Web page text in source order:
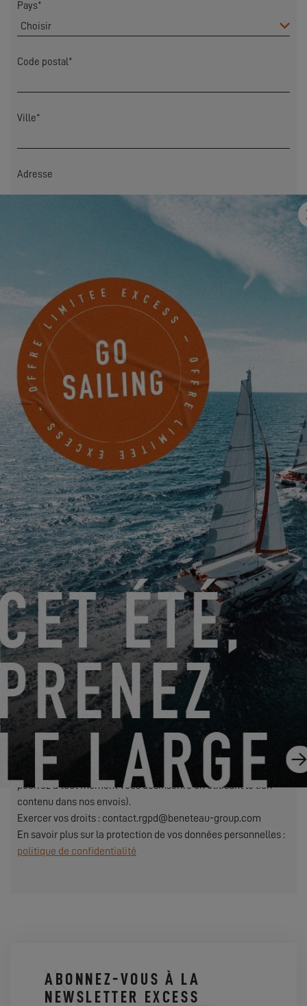
Pays*
Code postal*
Ville*
Adresse
Quelque chose à nous partager ?
Je souhaite être tenu informé des actualités, évènements et
offres d'EXCESS par voie électronique.
Friendly Captcha
Le traitement de votre demande nécessite le transfert des
données personnelles saisies dans les champs obligatoires
de ce formulaire au concessionnaire que vous avez
sélectionné afin qu’il puisse vous recontacter. En cliquant sur
le bouton « ENVOYER », vous confirmez votre accord au
transfert de ces données.
ENVOYER
EXCESS s’entend de Construction Navale Bordeaux agissant
en qualité de responsable de traitement. Vos données
personnelles sont traitées afin de répondre à votre demande,
gérer nos relations avec vous et, si vous en avez fait le choix,
vous adresser nos communications (dans ce cas, vous
pourrez à tout moment vous désinscrire en utilisant le lien
contenu dans nos envois).
Exercer vos droits : contact.rgpd@beneteau-group.com
En savoir plus sur la protection de vos données personnelles :
politique de confidentialité
ABONNEZ-VOUS À LA
NEWSLETTER EXCESS